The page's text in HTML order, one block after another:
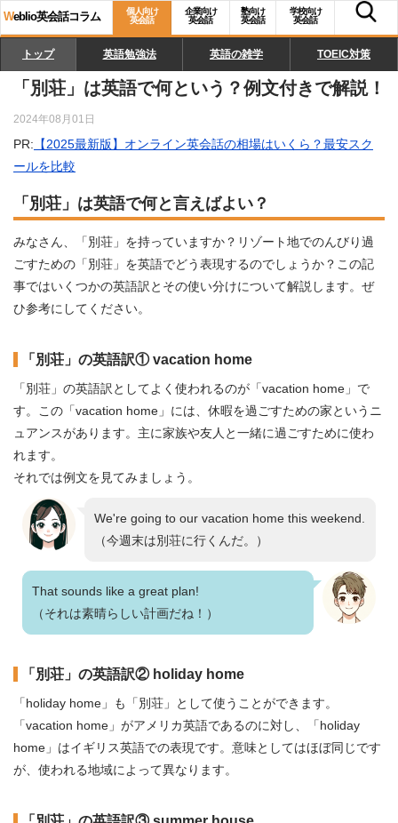
Weblio英会話コラム
個人向け
英会話
企業向け
英会話
塾向け
英会話
学校向け
英会話
トップ 英語勉強法 英語の雑学 TOEIC対策
「別荘」は英語で何という？例文付きで解説！
2024年08月01日
PR: 【2025最新版】オンライン英会話の相場はいくら？最安スク
ールを比較
「別荘」は英語で何と言えばよい？
みなさん、「別荘」を持っていますか？リゾート地でのんびり過
ごすための「別荘」を英語でどう表現するのでしょうか？この記
事ではいくつかの英語訳とその使い分けについて解説します。ぜ
ひ参考にしてください。
「別荘」の英語訳① vacation home
「別荘」の英語訳としてよく使われるのが「vacation home」で
す。この「vacation home」には、休暇を過ごすための家というニ
ュアンスがあります。主に家族や友人と一緒に過ごすために使わ
れます。
それでは例文を見てみましょう。
We're going to our vacation home this weekend.
（今週末は別荘に行くんだ。）
That sounds like a great plan!
（それは素晴らしい計画だね！）
「別荘」の英語訳② holiday home
「holiday home」も「別荘」として使うことができます。
「vacation home」がアメリカ英語であるのに対し、「holiday
home」はイギリス英語での表現です。意味としてはほぼ同じです
が、使われる地域によって異なります。